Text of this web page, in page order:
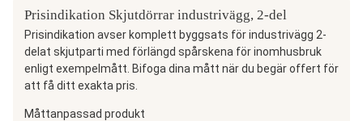
Prisindikation Skjutdörrar industrivägg, 2-del
Prisindikation avser komplett byggsats för industrivägg 2-
delat skjutparti med förlängd spårskena för inomhusbruk
enligt exempelmått. Bifoga dina mått när du begär offert för
att få ditt exakta pris.
Måttanpassad produkt